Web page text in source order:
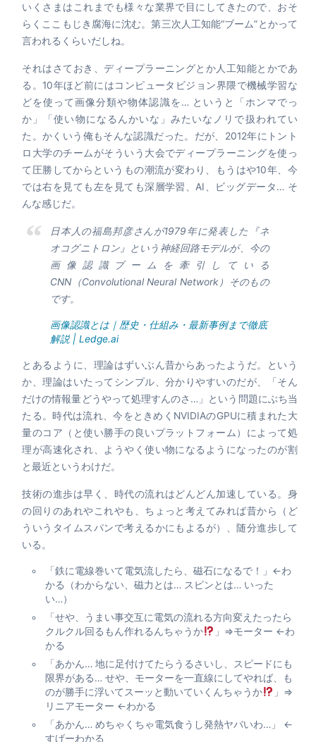
いくさまはこれまでも様々な業界で目にしてきたので、おそ
らくここもじき腐海に沈む。第三次人工知能“ブーム”とかって
言われるくらいだしね。
それはさておき、ディープラーニングとか人工知能とかであ
る。10年ほど前にはコンピュータビジョン界隈で機械学習な
どを使って画像分類や物体認識を… というと「ホンマでっ
か」「使い物になるんかいな」みたいなノリで扱われてい
た。かくいう俺もそんな認識だった。だが、2012年にトント
ロ大学のチームがそういう大会でディープラーニングを使っ
て圧勝してからというもの潮流が変わり、もうはや10年、今
では右を見ても左を見ても深層学習、AI、ビッグデータ… そ
んな感じだ。
日本人の福島邦彦さんが1979年に発表した『ネ
オコグニトロン』という神経回路モデルが、今の
画像認識ブームを牽引している
CNN（Convolutional Neural Network）そのもの
です。
画像認識とは｜歴史・仕組み・最新事例まで徹底
解説 | Ledge.ai
とあるように、理論はずいぶん昔からあったようだ。という
か、理論はいたってシンプル、分かりやすいのだが、「そん
だけの情報量どうやって処理すんのさ…」という問題にぶち当
たる。時代は流れ、今をときめくNVIDIAのGPUに積まれた大
量のコア（と使い勝手の良いプラットフォーム）によって処
理が高速化され、ようやく使い物になるようになったのが割
と最近というわけだ。
技術の進歩は早く、時代の流れはどんどん加速している。身
の回りのあれやこれやも、ちょっと考えてみれば昔から（ど
ういうタイムスパンで考えるかにもよるが）、随分進歩して
いる。
「鉄に電線巻いて電気流したら、磁石になるで！」←わ
かる（わからない、磁力とは… スピンとは… いった
い…）
「せや、うまい事交互に電気の流れる方向変えたったら
クルクル回るもん作れるんちゃうか
」⇒モーター ←わ
かる
「あかん… 地に足付けてたらうるさいし、スピードにも
限界がある… せや、モーターを一直線にしてやれば、も
のが勝手に浮いてスーッと動いていくんちゃうか
」⇒
リニアモーター ←わかる
「あかん… めちゃくちゃ電気食うし発熱ヤバいわ…」 ←
すげーわかる